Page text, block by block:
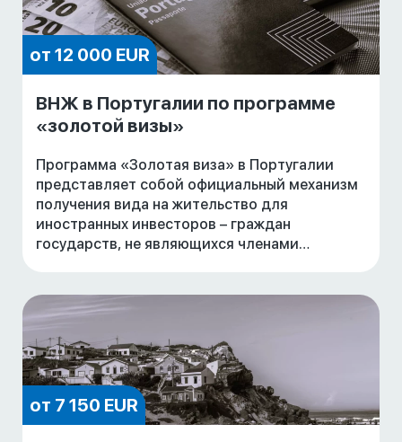
от 12 000 EUR
ВНЖ в Португалии по программе
«золотой визы»
Программа «Золотая виза» в Португалии
представляет собой официальный механизм
получения вида на жительство для
иностранных инвесторов – граждан
государств, не являющихся членами
от 7 150 EUR